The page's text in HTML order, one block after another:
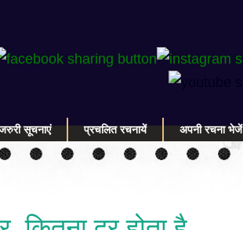
सूचनाएं प्रचलित रचनायें अपनी रचना भेजें